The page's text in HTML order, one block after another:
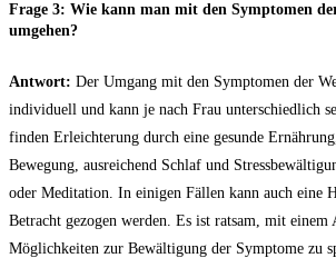
Frage‌ 3: Wie kann man mit den ⁤Symptomen
umgehen?
Antwort: Der Umgang mit den Symptomen ‍der
individuell und kann je nach Frau unterschiedlich
finden Erleichterung durch ​eine gesunde
Bewegung, ausreichend Schlaf und
oder Meditation. In einigen Fällen kann auch eine
Betracht gezogen werden. Es ist ratsam, mit einem⁣
Möglichkeiten zur Bewältigung der Symptome zu